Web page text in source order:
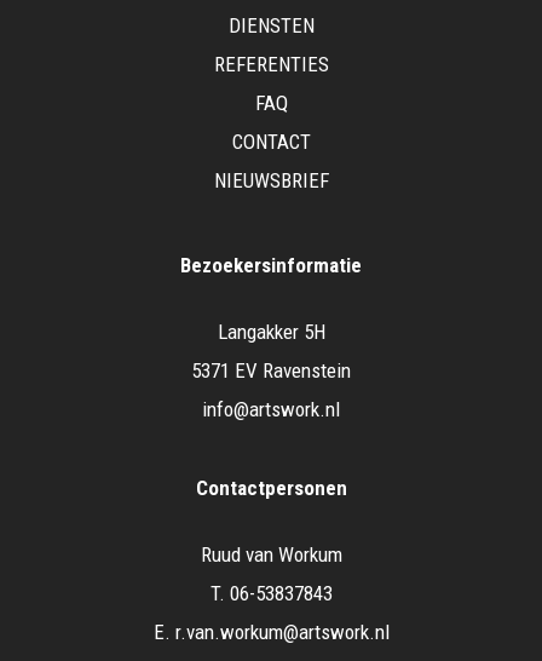
DIENSTEN
REFERENTIES
FAQ
CONTACT
NIEUWSBRIEF
Bezoekersinformatie
Langakker 5H
5371 EV Ravenstein
info@artswork.nl
Contactpersonen
Ruud van Workum
T. 06-53837843
E. r.van.workum@artswork.nl